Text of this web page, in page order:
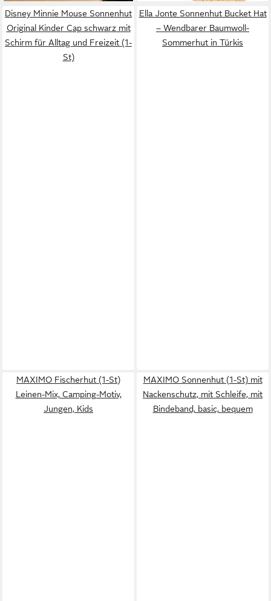
Disney Minnie Mouse Sonnenhut
Original Kinder Cap schwarz mit
Schirm für Alltag und Freizeit (1-
St)
Ella Jonte Sonnenhut Bucket Hat
– Wendbarer Baumwoll-
Sommerhut in Türkis
MAXIMO Fischerhut (1-St)
Leinen-Mix, Camping-Motiv,
Jungen, Kids
MAXIMO Sonnenhut (1-St) mit
Nackenschutz, mit Schleife, mit
Bindeband, basic, bequem